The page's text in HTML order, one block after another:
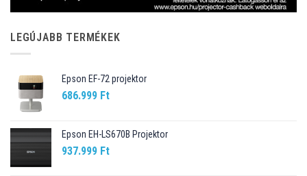
LEGÚJABB TERMÉKEK
Epson EF-72 projektor
686.999 Ft
Epson EH-LS670B Projektor
937.999 Ft